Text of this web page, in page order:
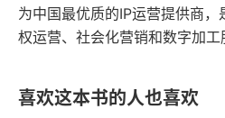
为中国最优质的IP运营提供商
权运营、社会化营销和数字加工
喜欢这本书的人也喜欢